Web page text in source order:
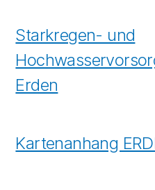
Starkregen- und
Erden
Kartenanhang